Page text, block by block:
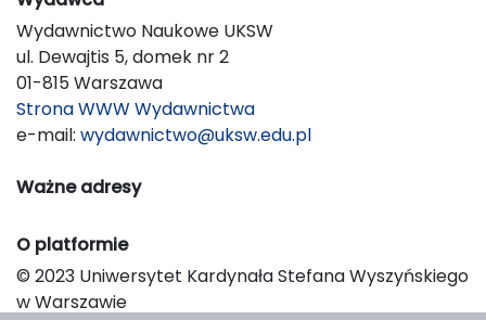
Wydawnictwo Naukowe UKSW
ul. Dewajtis 5, domek nr 2
01-815 Warszawa
Strona WWW Wydawnictwa
e-mail: wydawnictwo@uksw.edu.pl
Ważne adresy
O platformie
© 2023 Uniwersytet Kardynała Stefana Wyszyńskiego
w Warszawie